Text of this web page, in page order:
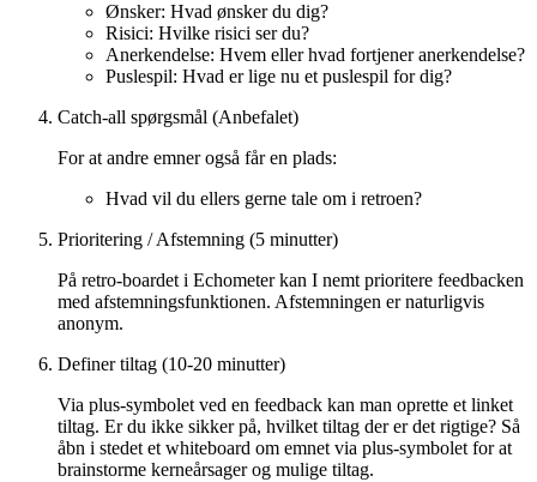
Ønsker: Hvad ønsker du dig?
Risici: Hvilke risici ser du?
Anerkendelse: Hvem eller hvad fortjener anerkendelse?
Puslespil: Hvad er lige nu et puslespil for dig?
Catch-all spørgsmål (Anbefalet)
For at andre emner også får en plads:
Hvad vil du ellers gerne tale om i retroen?
Prioritering / Afstemning (5 minutter)
På retro-boardet i Echometer kan I nemt prioritere feedbacken
med afstemningsfunktionen. Afstemningen er naturligvis
anonym.
Definer tiltag (10-20 minutter)
Via plus-symbolet ved en feedback kan man oprette et linket
tiltag. Er du ikke sikker på, hvilket tiltag der er det rigtige? Så
åbn i stedet et whiteboard om emnet via plus-symbolet for at
brainstorme kerneårsager og mulige tiltag.